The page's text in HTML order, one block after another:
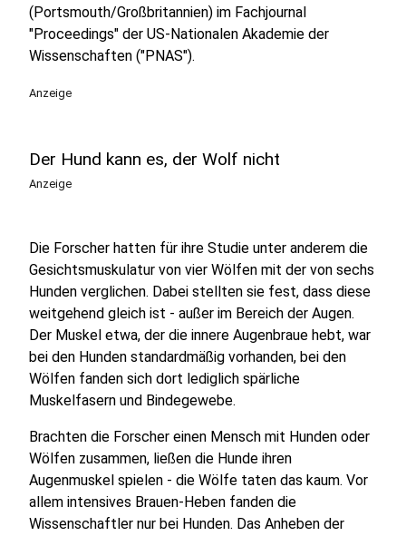
(Portsmouth/Großbritannien) im Fachjournal
"Proceedings" der US-Nationalen Akademie der
Wissenschaften ("PNAS").
Anzeige
Der Hund kann es, der Wolf nicht
Anzeige
Die Forscher hatten für ihre Studie unter anderem die
Gesichtsmuskulatur von vier Wölfen mit der von sechs
Hunden verglichen. Dabei stellten sie fest, dass diese
weitgehend gleich ist - außer im Bereich der Augen.
Der Muskel etwa, der die innere Augenbraue hebt, war
bei den Hunden standardmäßig vorhanden, bei den
Wölfen fanden sich dort lediglich spärliche
Muskelfasern und Bindegewebe.
Brachten die Forscher einen Mensch mit Hunden oder
Wölfen zusammen, ließen die Hunde ihren
Augenmuskel spielen - die Wölfe taten das kaum. Vor
allem intensives Brauen-Heben fanden die
Wissenschaftler nur bei Hunden. Das Anheben der